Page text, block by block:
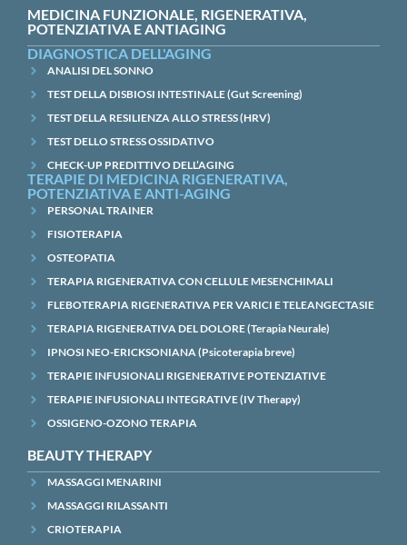
MEDICINA FUNZIONALE, RIGENERATIVA,
POTENZIATIVA E ANTIAGING
DIAGNOSTICA DELL'AGING
ANALISI DEL SONNO
TEST DELLA DISBIOSI INTESTINALE (Gut Screening)
TEST DELLA RESILIENZA ALLO STRESS (HRV)
TEST DELLO STRESS OSSIDATIVO
CHECK-UP PREDITTIVO DELL’AGING
TERAPIE DI MEDICINA RIGENERATIVA,
POTENZIATIVA E ANTI-AGING
PERSONAL TRAINER
FISIOTERAPIA
OSTEOPATIA
TERAPIA RIGENERATIVA CON CELLULE MESENCHIMALI
FLEBOTERAPIA RIGENERATIVA PER VARICI E TELEANGECTASIE
TERAPIA RIGENERATIVA DEL DOLORE (Terapia Neurale)
IPNOSI NEO-ERICKSONIANA (Psicoterapia breve)
TERAPIE INFUSIONALI RIGENERATIVE POTENZIATIVE
TERAPIE INFUSIONALI INTEGRATIVE (IV Therapy)
OSSIGENO-OZONO TERAPIA
BEAUTY THERAPY
MASSAGGI MENARINI
MASSAGGI RILASSANTI
CRIOTERAPIA